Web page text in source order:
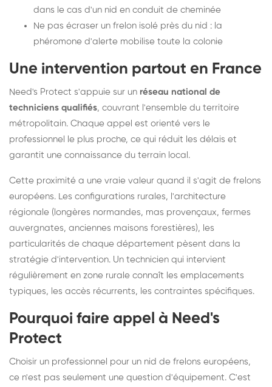
dans le cas d'un nid en conduit de cheminée
Ne pas écraser un frelon isolé près du nid : la
phéromone d'alerte mobilise toute la colonie
Une intervention partout en France
Need's Protect s'appuie sur un réseau national de
techniciens qualifiés, couvrant l'ensemble du territoire
métropolitain. Chaque appel est orienté vers le
professionnel le plus proche, ce qui réduit les délais et
garantit une connaissance du terrain local.
Cette proximité a une vraie valeur quand il s'agit de frelons
européens. Les configurations rurales, l'architecture
régionale (longères normandes, mas provençaux, fermes
auvergnates, anciennes maisons forestières), les
particularités de chaque département pèsent dans la
stratégie d'intervention. Un technicien qui intervient
régulièrement en zone rurale connaît les emplacements
typiques, les accès récurrents, les contraintes spécifiques.
Pourquoi faire appel à Need's
Protect
Choisir un professionnel pour un nid de frelons européens,
ce n'est pas seulement une question d'équipement. C'est